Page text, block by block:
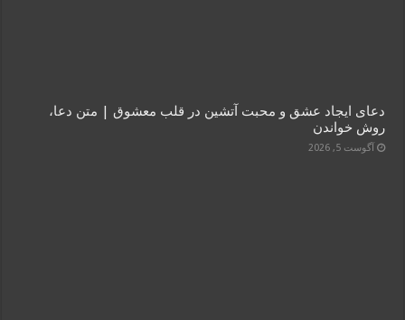
دعای ایجاد عشق و محبت آتشین در قلب معشوق | متن دعا،
روش خواندن
آگوست 5, 2026